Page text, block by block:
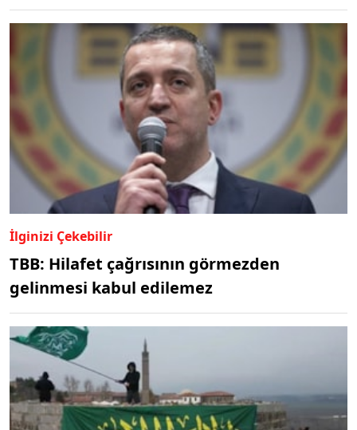
İlginizi Çekebilir
TBB: Hilafet çağrısının görmezden
gelinmesi kabul edilemez